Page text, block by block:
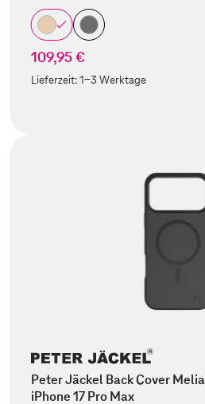
109,95 €
Lieferzeit:1-3 Werktage
Peter Jäckel Back Cover
iPhone 17 Pro Max